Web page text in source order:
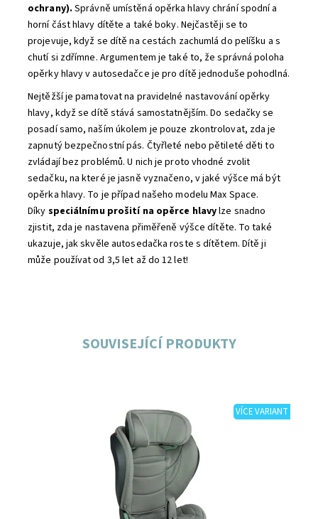
ochrany). Správně umístěná opěrka hlavy chrání spodní a
horní část hlavy dítěte a také boky. Nejčastěji se to
projevuje, když se dítě na cestách zachumlá do pelíšku a s
chutí si zdřímne. Argumentem je také to, že správná poloha
opěrky hlavy v autosedačce je pro dítě jednoduše pohodlná.
Nejtěžší je pamatovat na pravidelné nastavování opěrky
hlavy, když se dítě stává samostatnějším. Do sedačky se
posadí samo, naším úkolem je pouze zkontrolovat, zda je
zapnutý bezpečnostní pás. Čtyřleté nebo pětileté děti to
zvládají bez problémů. U nich je proto vhodné zvolit
sedačku, na které je jasně vyznačeno, v jaké výšce má být
opěrka hlavy. To je případ našeho modelu Max Space.
Díky speciálnímu prošití na opěrce hlavylze snadno
zjistit, zda je nastavena přiměřeně výšce dítěte. To také
ukazuje, jak skvěle autosedačka roste s dítětem. Dítě ji
může používat od 3,5 let až do 12 let!
SOUVISEJÍCÍ PRODUKTY
VÍCE VARIANT
Skladem